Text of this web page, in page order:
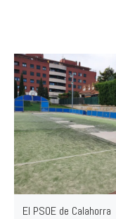
El PSOE de Calahorra